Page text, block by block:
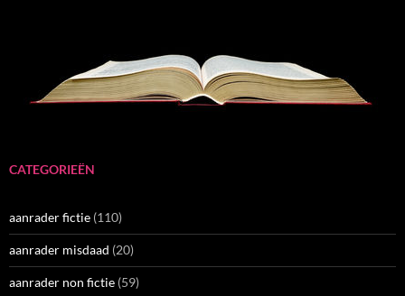
CATEGORIEËN
aanrader fictie (110)
aanrader misdaad (20)
aanrader non fictie (59)